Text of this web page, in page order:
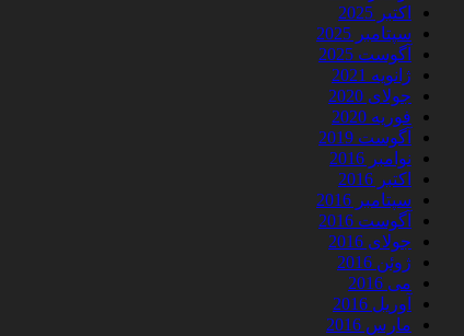
اکتبر 2025
سپتامبر 2025
آگوست 2025
ژانویه 2021
جولای 2020
فوریه 2020
آگوست 2019
نوامبر 2016
اکتبر 2016
سپتامبر 2016
آگوست 2016
جولای 2016
ژوئن 2016
می 2016
آوریل 2016
مارس 2016